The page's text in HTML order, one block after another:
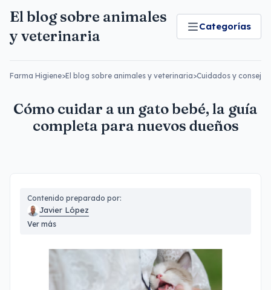
El blog sobre animales
y veterinaria
Categorías
Farma Higiene>El blog sobre animales y veterinaria>Cuidados y consejos
Cómo cuidar a un gato bebé, la guía
completa para nuevos dueños
Contenido preparado por:
Javier López
Ver más